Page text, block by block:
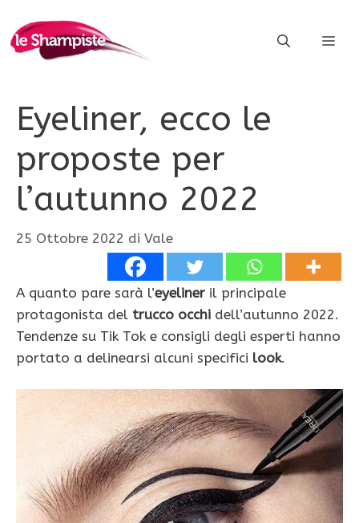
contenuto
Eyeliner, ecco le
proposte per
l’autunno 2022
25 Ottobre 2022 di Vale
A quanto pare sarà l’eyeliner il principale
protagonista del trucco occhi dell’autunno 2022.
Tendenze su Tik Tok e consigli degli esperti hanno
portato a delinearsi alcuni specifici look.